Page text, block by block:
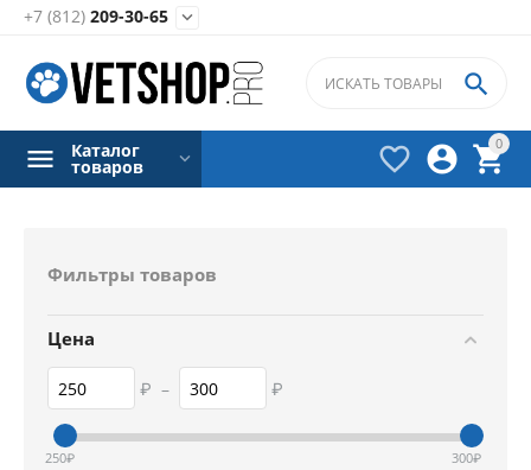
+7 (812) 209-30-65 
0




Каталог
товаров
Фильтры товаров
Цена
₽ – ₽
250₽ 300₽